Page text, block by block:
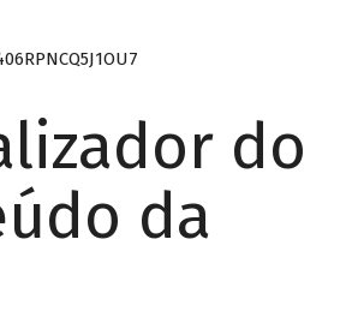
do
da